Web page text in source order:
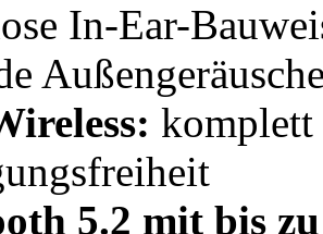
In-Ear-
5.2 mit bis